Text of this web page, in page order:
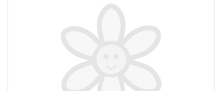
La boutique
Promotions et évènements
Calendrier horticole